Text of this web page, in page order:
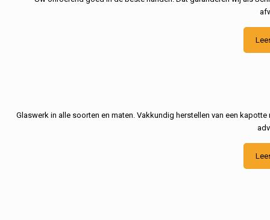
Glaswerk in alle soorten en maten. Vakkundig herstellen van een